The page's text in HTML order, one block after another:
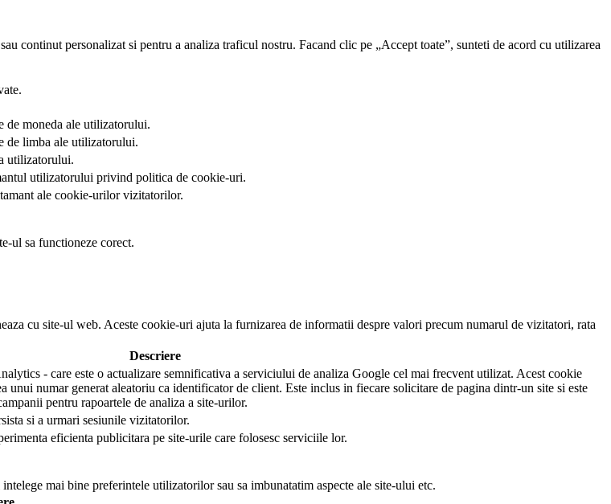
continut personalizat si pentru a analiza traficul nostru. Facand clic pe „Accept toate”, sunteti de acord cu utilizarea
de moneda ale utilizatorului.
de limba ale utilizatorului.
utilizatorului.
utilizatorului privind politica de cookie-uri.
ale cookie-urilor vizitatorilor.
ul sa functioneze corect.
cu site-ul web. Aceste cookie-uri ajuta la furnizarea de informatii despre valori precum numarul de vizitatori, rata
Descriere
- care este o actualizare semnificativa a serviciului de analiza Google cel mai frecvent utilizat. Acest cookie
numar generat aleatoriu ca identificator de client. Este inclus in fiecare solicitare de pagina dintr-un site si este
pentru rapoartele de analiza a site-urilor.
si a urmari sesiunile vizitatorilor.
eficienta publicitara pe site-urile care folosesc serviciile lor.
mai bine preferintele utilizatorilor sau sa imbunatatim aspecte ale site-ului etc.